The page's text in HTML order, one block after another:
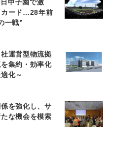
甲子園で激
ード…28年前
一戦”
運営型物流拠
集約・効率化
化～
を強化し、サ
な機会を模索